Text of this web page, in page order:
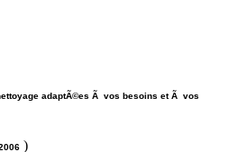
adaptÃ©es Ã vos besoins et Ã vos
)